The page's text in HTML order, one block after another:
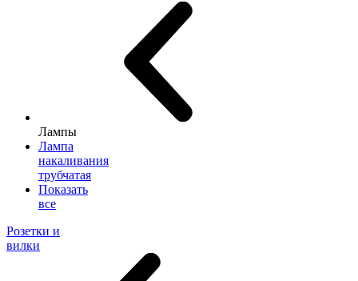
Лампы
Лампа
накаливания
трубчатая
Показать
все
Розетки и
вилки